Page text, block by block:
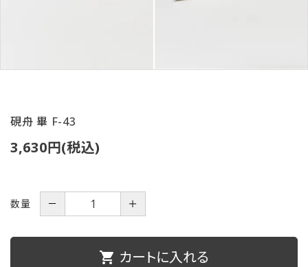
特定商取引法について
硯舟 畢 F-43
3,630円(税込)
数量 － ＋
shopping_cart カートに入れる